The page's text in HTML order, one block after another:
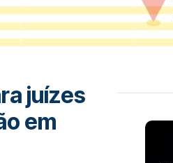
juízes
em